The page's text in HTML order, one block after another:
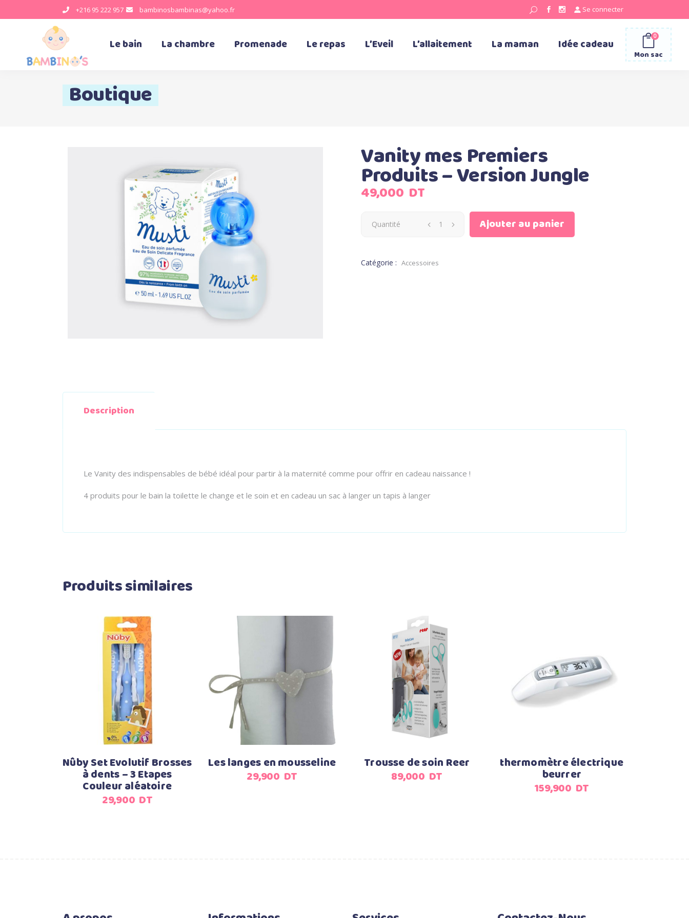
+216 95 222 957 bambinosbambinas@yahoo.fr Se connecter
Le bain La chambre Promenade Le repas L’Eveil L’allaitement La maman Idée cadeau
Mon sac
0
Boutique
Vanity mes Premiers
Produits – Version Jungle
49,000 DT
Quantité Ajouter au panier
Catégorie : Accessoires
Description
Le Vanity des indispensables de bébé idéal pour partir à la maternité comme pour offrir en cadeau naissance !
4 produits pour le bain la toilette le change et le soin et en cadeau un sac à langer un tapis à langer
Produits similaires
Ajouter au panier
Nûby Set Evolutif Brosses
à dents – 3 Etapes
Couleur aléatoire
29,900 DT
Ajouter au panier
Les langes en mousseline
29,900 DT
Ajouter au panier
Trousse de soin Reer
89,000 DT
Ajouter au panier
thermomètre électrique
beurrer
159,900 DT